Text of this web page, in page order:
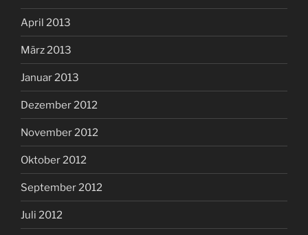
April 2013
März 2013
Januar 2013
Dezember 2012
November 2012
Oktober 2012
September 2012
Juli 2012